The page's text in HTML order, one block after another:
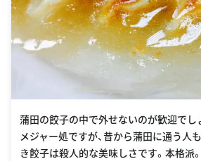
蒲田の餃子の中で外せないのが歓迎でし
メジャー処ですが、昔から蒲田に通う人
き餃子は殺人的な美味しさです。本格派